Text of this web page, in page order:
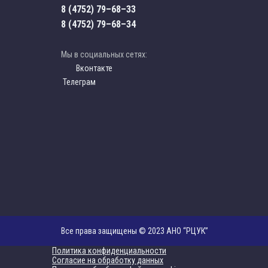
8 (4752) 79–68–33
8 (4752) 79–68–34
Мы в социальных сетях:
Вконтакте
Телеграм
Все права защищены © 2023 АНО “РЦУК”
Политика конфиденциальности
Согласие на обработку данных